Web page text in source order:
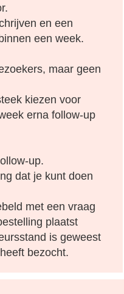
en een
een week.
maar geen
kiezen voor
erna follow-up
up.
dat je kunt doen
met een vraag
plaatst
is geweest
bezocht.